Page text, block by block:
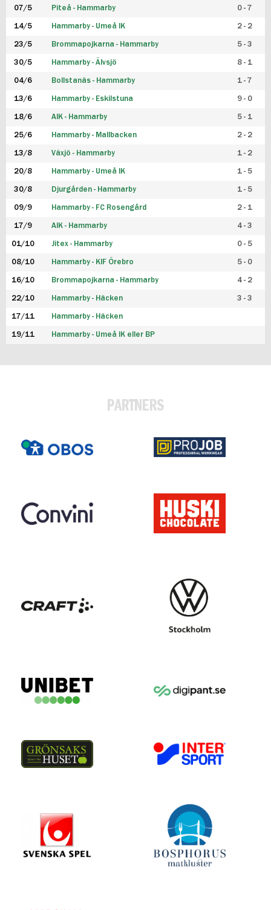
07/5 Piteå - Hammarby 0 - 7
14/5 Hammarby - Umeå IK 2 - 2
23/5 Brommapojkarna - Hammarby 5 - 3
30/5 Hammarby - Älvsjö 8 - 1
04/6 Bollstanäs - Hammarby 1 - 7
13/6 Hammarby - Eskilstuna 9 - 0
18/6 AIK - Hammarby 5 - 1
25/6 Hammarby - Mallbacken 2 - 2
13/8 Växjö - Hammarby 1 - 2
20/8 Hammarby - Umeå IK 1 - 5
30/8 Djurgården - Hammarby 1 - 5
09/9 Hammarby - FC Rosengård 2 - 1
17/9 AIK - Hammarby 4 - 3
01/10 Jitex - Hammarby 0 - 5
08/10 Hammarby - KIF Örebro 5 - 0
16/10 Brommapojkarna - Hammarby 4 - 2
22/10 Hammarby - Häcken 3 - 3
17/11 Hammarby - Häcken
19/11 Hammarby - Umeå IK eller BP
PARTNERS